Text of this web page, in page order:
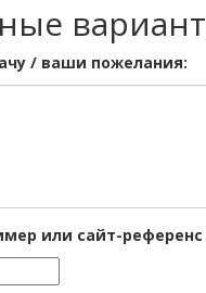
/ ваши пожелания:
или сайт-